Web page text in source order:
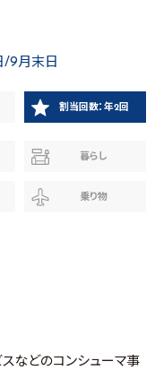
/9月末日
割当回数：年2回
暮らし
乗り物
などのコンシューマ事